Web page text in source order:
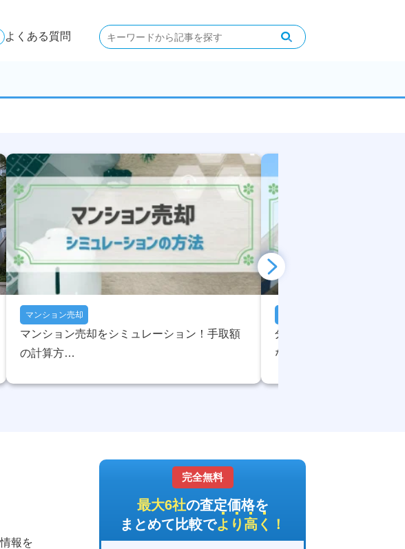
よくある質問
マンション売却
マンション売却をシミュレーション！手取額
の計算方…
分譲マンションを売る人
なぜ？理…
報を
完全無料
最大6社の査定価格を
まとめて比較でより高く ！